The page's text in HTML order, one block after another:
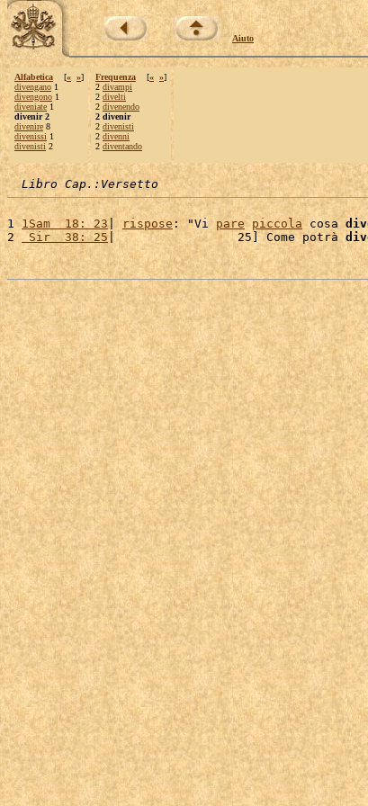
Aiuto
Alfabetica [« »]
divengano 1
divengono 1
diveniate 1
divenir 2
divenire 8
divenissi 1
divenisti 2
Frequenza [« »]
2 divampi
2 divelti
2 divenendo
2 divenir
2 divenisti
2 divenni
2 diventando
Libro Cap.:Versetto
1 1Sam  18: 23| rispose : "Vi pare piccola cosa
2
Sir  38: 25 |                 25] Come potrà